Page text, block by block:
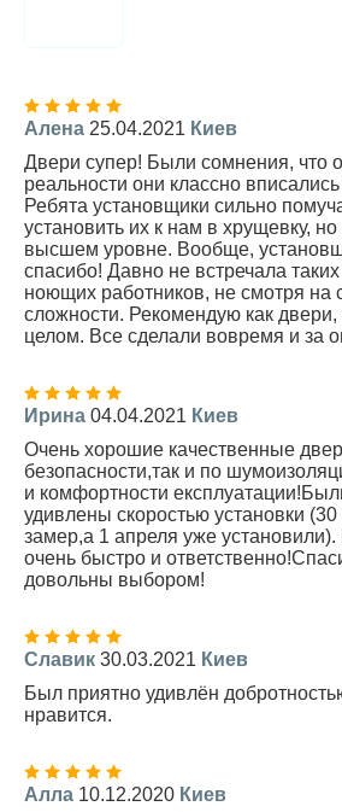
Алена 25.04.2021 Киев
Двери супер! Были сомнения, что
реальности они классно
Ребята установщики сильно
установить их к нам в хрущевку,
высшем уровне. Вообще,
спасибо! Давно не встречала
ноющих работников, не смотря на
сложности. Рекомендую как
целом. Все сделали вовремя и за
Ирина 04.04.2021 Киев
Очень хорошие качественные
безопасности,так и по
и комфортности
удивлены скоростью установки
замер,а 1 апреля уже установили).
очень быстро и
довольны выбором!
Славик 30.03.2021 Киев
Был приятно удивлён
нравится.
Алла 10.12.2020 Киев